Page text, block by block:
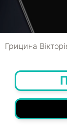
Грицина